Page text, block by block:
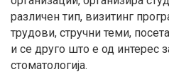
различен тип, визитинг
трудови, стручни теми,
и се друго што е од интерес
стоматологија.